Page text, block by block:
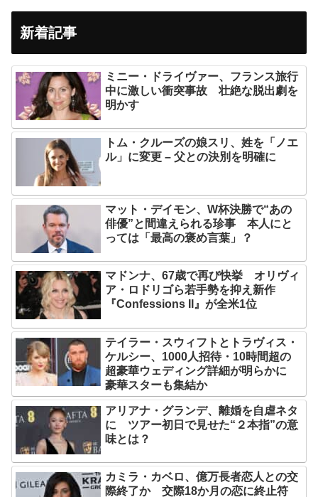
新着記事
ミニー・ドライヴァー、フランス旅行
中に激しい衝突事故 壮絶な脱出劇を
明かす
トム・クルーズの娘スリ、姓を「ノエ
ル」に変更 – 父との決別を明確に
マット・デイモン、W杯決勝で“あの
俳優”と間違えられる珍事 本人にと
っては「最高の褒め言葉」？
マドンナ、67歳で再び快挙 オリヴィ
ア・ロドリゴら若手勢を抑え新作
『Confessions II』が全米1位
テイラー・スウィフトとトラヴィス・
ケルシー、1000人招待・10時間超の
超豪華ウェディング詳細が明らかに
豪華スターも集結か
アリアナ・グランデ、離婚を自虐ネタ
に ツアー初日で見せた“２本指”の意
味とは？
カミラ・カベロ、億万長者恋人との交
際終了か 交際18か月の恋に終止符